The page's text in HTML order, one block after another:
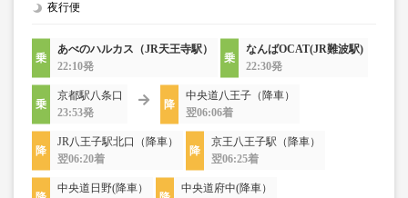
夜行便
あべのハルカス（JR天王寺駅）
22:10発
なんばOCAT(JR難波駅)
22:30発
京都駅八条口
23:53発
中央道八王子（降車）
翌06:06着
JR八王子駅北口（降車）
翌06:20着
京王八王子駅（降車）
翌06:25着
中央道日野(降車）
中央道府中(降車）